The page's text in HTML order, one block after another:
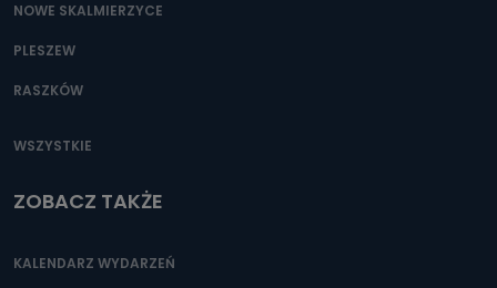
NOWE SKALMIERZYCE
PLESZEW
RASZKÓW
WSZYSTKIE
ZOBACZ TAKŻE
KALENDARZ WYDARZEŃ